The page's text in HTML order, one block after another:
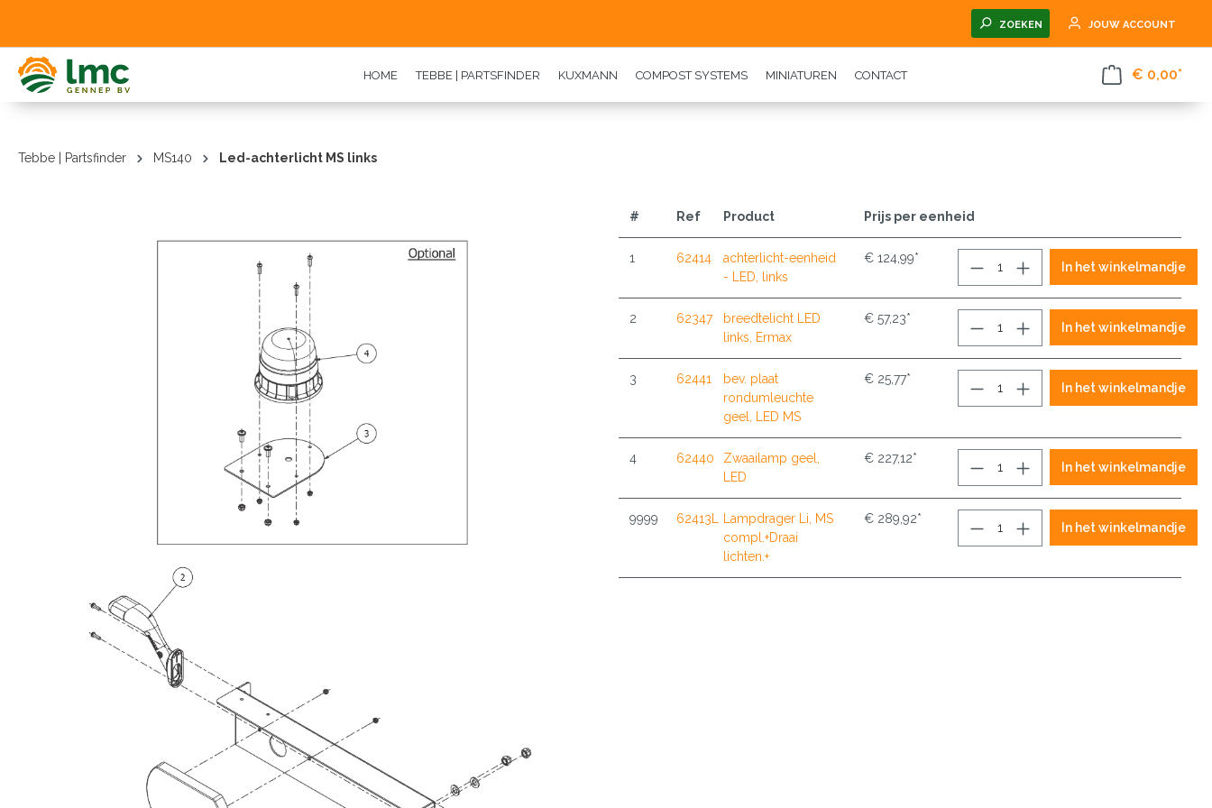
ZOEKEN JOUW ACCOUNT
HOME TEBBE | PARTSFINDER KUXMANN COMPOST SYSTEMS MINIATUREN CONTACT € 0,00*
Tebbe | Partsfinder MS140 Led-achterlicht MS links
# Ref Product Prijs per eenheid
1 62414
achterlicht-eenheid
- LED, links
€ 124,99*
In het winkelmandje
2 62347
breedtelicht LED
links, Ermax
€ 57,23*
In het winkelmandje
3 62441
bev. plaat
rondumleuchte
geel, LED MS
€ 25,77*
In het winkelmandje
4 62440
Zwaailamp geel,
LED
€ 227,12*
In het winkelmandje
9999 62413L
Lampdrager Li, MS
compl.+Draai
lichten.+
€ 289,92*
In het winkelmandje